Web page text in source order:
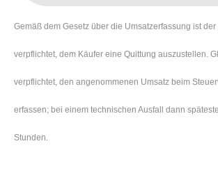
Gemäß dem Gesetz über die Umsatzerfassung ist der
verpflichtet, dem Käufer eine Quittung auszustellen.
verpflichtet, den angenommenen Umsatz beim
erfassen; bei einem technischen Ausfall dann
Stunden.